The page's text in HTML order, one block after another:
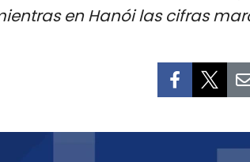
en Hanói las cifras